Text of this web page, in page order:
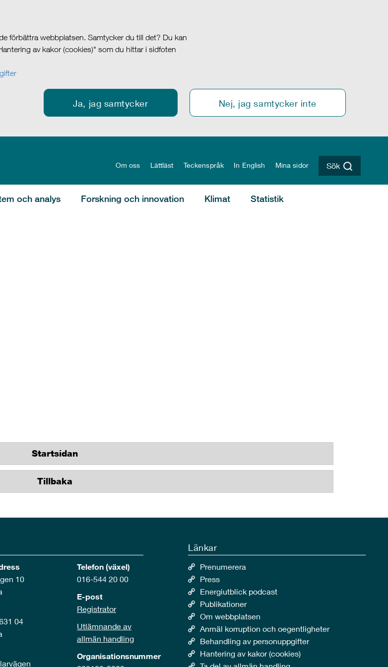
förbättra webbplatsen. Samtycker du till det? Du kan
av kakor (cookies)" som du hittar i sidfoten
Ja, jag samtycker Nej, jag samtycker inte
Om oss Lättläst Teckenspråk In English Mina sidor Sök
och analys Forskning och innovation Klimat Statistik
Startsidan
Tillbaka
10
04
Telefon (växel)
016-544 20 00
E-post
Registrator
Utlämnande av
allmän handling
Organisationsnummer
Länkar
Prenumerera
Press
Energiutblick podcast
Publikationer
Om webbplatsen
Anmäl korruption och oegentligheter
Behandling av personuppgifter
Hantering av kakor (cookies)